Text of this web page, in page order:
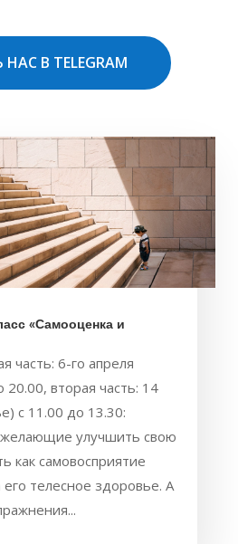
В TELEGRAM
«Самооценка и
часть: 6-го апреля
20.00, вторая часть: 14
с 11.00 до 13.30:
улучшить свою
как самовосприятие
его телесное здоровье. А